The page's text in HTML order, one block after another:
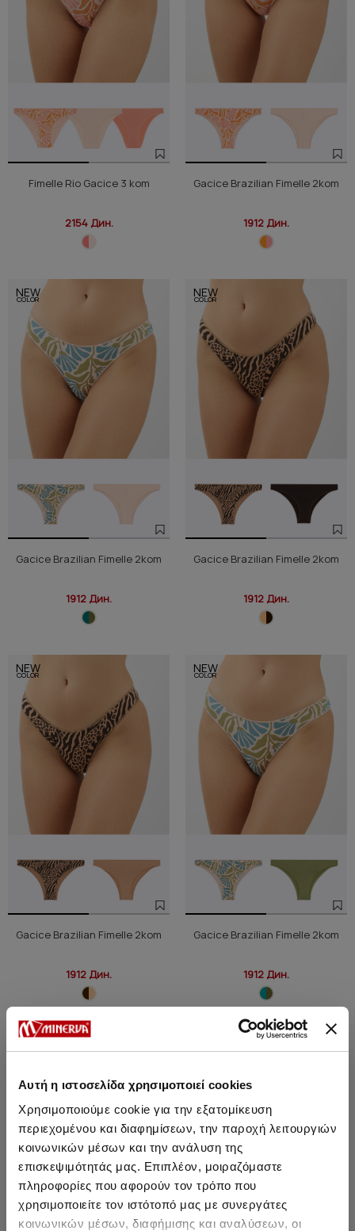
Αυτή η ιστοσελίδα χρησιμοποιεί cookies
Χρησιμοποιούμε cookie για την εξατομίκευση
περιεχομένου και διαφημίσεων, την παροχή λειτουργιών
κοινωνικών μέσων και την ανάλυση της
επισκεψιμότητάς μας. Επιπλέον, μοιραζόμαστε
πληροφορίες που αφορούν τον τρόπο που
χρησιμοποιείτε τον ιστότοπό μας με συνεργάτες
κοινωνικών μέσων, διαφήμισης και αναλύσεων, οι
Fimelle Rio Gacice 3 kom
2154 Дин.
Gacice Brazilian Fimelle 2kom
1912 Дин.
NEW
COLOR
Gacice Brazilian Fimelle 2kom
1912 Дин.
NEW
COLOR
Gacice Brazilian Fimelle 2kom
1912 Дин.
NEW
COLOR
Gacice Brazilian Fimelle 2kom
1912 Дин.
NEW
COLOR
Gacice Brazilian Fimelle 2kom
1912 Дин.
COLOR COLOR